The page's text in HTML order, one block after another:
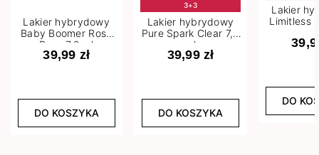
Lakier hybrydowy
Baby Boomer Rose
Base 7,2 ml
39,99 zł
DO KOSZYKA
3+3
Lakier hybrydowy
Pure Spark Clear 7,2
ml
39,99 zł
DO KOSZYKA
Lakier
Limitless
DO